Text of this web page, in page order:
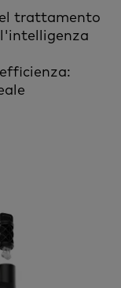
trattamento